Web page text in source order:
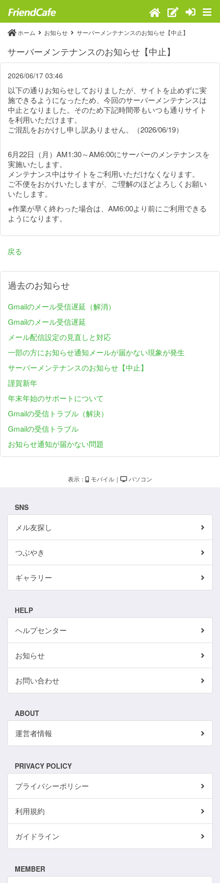
ホーム お知らせ サーバーメンテナンスのお知らせ【中止】
サーバーメンテナンスのお知らせ【中止】
2026/06/17 03:46
以下の通りお知らせしておりましたが、サイトを止めずに実
施できるようになったため、今回のサーバーメンテナンスは
中止となりました。そのため下記時間帯もいつも通りサイト
を利用いただけます。
ご混乱をおかけし申し訳ありません。（2026/06/19）
6月22日（月）AM1:30～AM6:00にサーバーのメンテナンスを
実施いたします。
メンテナンス中はサイトをご利用いただけなくなります。
ご不便をおかけいたしますが、ご理解のほどよろしくお願い
いたします。
※作業が早く終わった場合は、AM6:00より前にご利用できる
ようになります。
戻る
過去のお知らせ
Gmailのメール受信遅延（解消）
Gmailのメール受信遅延
メール配信設定の見直しと対応
一部の方にお知らせ通知メールが届かない現象が発生
サーバーメンテナンスのお知らせ【中止】
謹賀新年
年末年始のサポートについて
Gmailの受信トラブル（解決）
Gmailの受信トラブル
お知らせ通知が届かない問題
表示： モバイル ｜ パソコン
SNS
メル友探し
つぶやき
ギャラリー
HELP
ヘルプセンター
お知らせ
お問い合わせ
ABOUT
運営者情報
PRIVACY POLICY
プライバシーポリシー
利用規約
ガイドライン
MEMBER